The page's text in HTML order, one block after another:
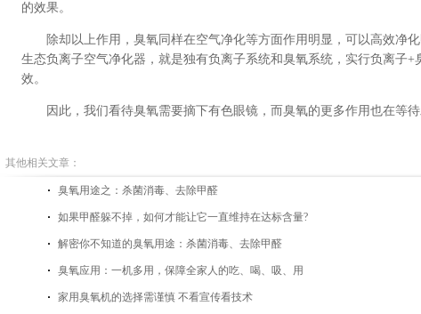
的效果。
除却以上作用，臭氧同样在空气净化等方面作用明显，可以高效净
生态负离子空气净化器，就是独有负离子系统和臭氧系统，实行负离子
效。
因此，我们看待臭氧需要摘下有色眼镜，而臭氧的更多作用也在等
其他相关文章：
臭氧用途之：杀菌消毒、去除甲醛
如果甲醛躲不掉，如何才能让它一直维持在达标含量?
解密你不知道的臭氧用途：杀菌消毒、去除甲醛
臭氧应用：一机多用，保障全家人的吃、喝、吸、用
家用臭氧机的选择需谨慎 不看宣传看技术